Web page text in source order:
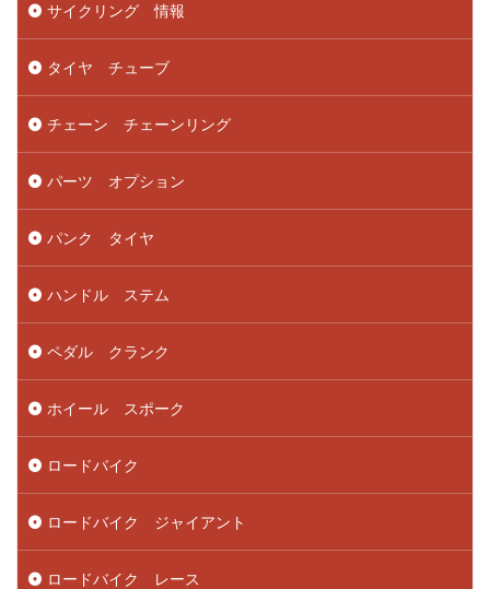
サイクリング 情報
タイヤ チューブ
チェーン チェーンリング
パーツ オプション
パンク タイヤ
ハンドル ステム
ペダル クランク
ホイール スポーク
ロードバイク
ロードバイク ジャイアント
ロードバイク レース